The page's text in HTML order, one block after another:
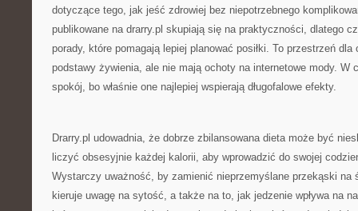
dotyczące tego, jak jeść zdrowiej bez niepotrzebnego
publikowane na drarry.pl skupiają się na praktyczności, dlatego
porady, które pomagają lepiej planować posiłki. To przestrzeń
podstawy żywienia, ale nie mają ochoty na internetowe mody. W
spokój, bo właśnie one najlepiej wspierają długofalowe efekty.
Drarry.pl udowadnia, że dobrze zbilansowana dieta może być
liczyć obsesyjnie każdej kalorii, aby wprowadzić do swojej
Wystarczy uważność, by zamienić nieprzemyślane przekąski na
kieruje uwagę na sytość, a także na to, jak jedzenie wpływa na